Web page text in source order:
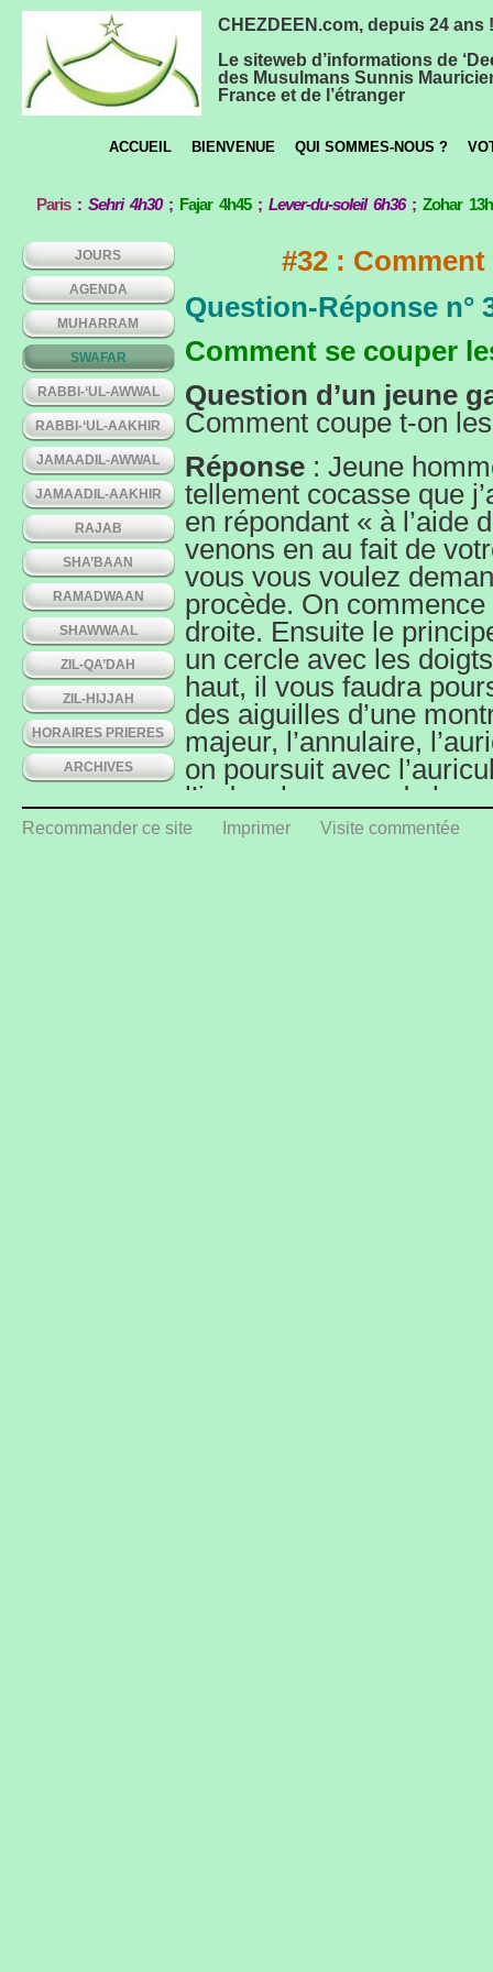
CHEZDEEN.com, depuis 24 ans !
Le siteweb d’informations de
des Musulmans Sunnis
France et de l’étranger
ACCUEIL BIENVENUE QUI SOMMES-NOUS ?
Paris:Sehri 4h30; Fajar 4h45;Lever-du-soleil 6h36;Zohar
JOURS
AGENDA
MUHARRAM
SWAFAR
RABBI-‘UL-AWWAL
RABBI-‘UL-AAKHIR
JAMAADIL-AWWAL
JAMAADIL-AAKHIR
RAJAB
SHA’BAAN
RAMADWAAN
SHAWWAAL
ZIL-QA’DAH
ZIL-HIJJAH
HORAIRES PRIERES
ARCHIVES
#32 :
Question-Réponse n°
Comment se couper
Question d’un jeune
Comment coupe t-on
Réponse : Jeune
tellement cocasse que
en répondant « à l’aide
venons en au fait de
vous vous voulez
procède. On commence
droite. Ensuite le
un cercle avec les
haut, il vous faudra
des aiguilles d’une
majeur, l’annulaire,
on poursuit avec
l’index, le pouce de la
dernier avec le pouce
Recommander ce site Imprimer Visite commentée